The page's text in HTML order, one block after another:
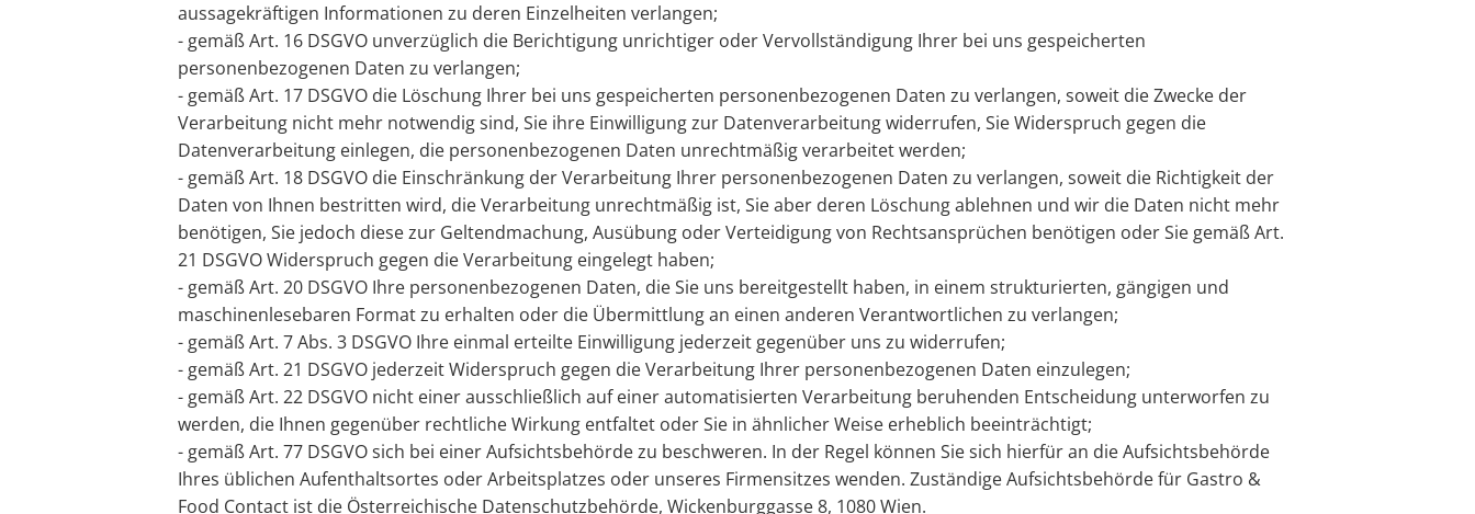
aussagekräftigen Informationen zu deren Einzelheiten verlangen;
- gemäß Art. 16 DSGVO unverzüglich die Berichtigung unrichtiger oder Vervollständigung Ihrer bei uns gespeicherten
personenbezogenen Daten zu verlangen;
- gemäß Art. 17 DSGVO die Löschung Ihrer bei uns gespeicherten personenbezogenen Daten zu verlangen, soweit die Zwecke der
Verarbeitung nicht mehr notwendig sind, Sie ihre Einwilligung zur Datenverarbeitung widerrufen, Sie Widerspruch gegen die
Datenverarbeitung einlegen, die personenbezogenen Daten unrechtmäßig verarbeitet werden;
- gemäß Art. 18 DSGVO die Einschränkung der Verarbeitung Ihrer personenbezogenen Daten zu verlangen, soweit die Richtigkeit der
Daten von Ihnen bestritten wird, die Verarbeitung unrechtmäßig ist, Sie aber deren Löschung ablehnen und wir die Daten nicht mehr
benötigen, Sie jedoch diese zur Geltendmachung, Ausübung oder Verteidigung von Rechtsansprüchen benötigen oder Sie gemäß Art.
21 DSGVO Widerspruch gegen die Verarbeitung eingelegt haben;
- gemäß Art. 20 DSGVO Ihre personenbezogenen Daten, die Sie uns bereitgestellt haben, in einem strukturierten, gängigen und
maschinenlesebaren Format zu erhalten oder die Übermittlung an einen anderen Verantwortlichen zu verlangen;
- gemäß Art. 7 Abs. 3 DSGVO Ihre einmal erteilte Einwilligung jederzeit gegenüber uns zu widerrufen;
- gemäß Art. 21 DSGVO jederzeit Widerspruch gegen die Verarbeitung Ihrer personenbezogenen Daten einzulegen;
- gemäß Art. 22 DSGVO nicht einer ausschließlich auf einer automatisierten Verarbeitung beruhenden Entscheidung unterworfen zu
werden, die Ihnen gegenüber rechtliche Wirkung entfaltet oder Sie in ähnlicher Weise erheblich beeinträchtigt;
- gemäß Art. 77 DSGVO sich bei einer Aufsichtsbehörde zu beschweren. In der Regel können Sie sich hierfür an die Aufsichtsbehörde
Ihres üblichen Aufenthaltsortes oder Arbeitsplatzes oder unseres Firmensitzes wenden. Zuständige Aufsichtsbehörde für Gastro &
Food Contact ist die Österreichische Datenschutzbehörde, Wickenburggasse 8, 1080 Wien.